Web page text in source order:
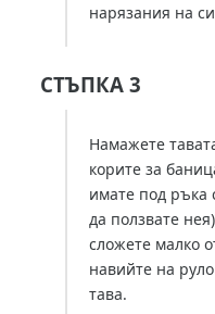
нарязания на
СТЪПКА 3
Намажете
корите за
имате под ръка
да ползвате
сложете малко
навийте на
тава.